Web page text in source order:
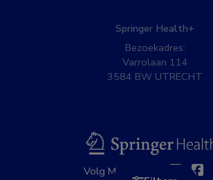
Springer Health+
Bezoekadres:
Varrolaan 114
3584 BW UTRECHT
Volg MedNet op: